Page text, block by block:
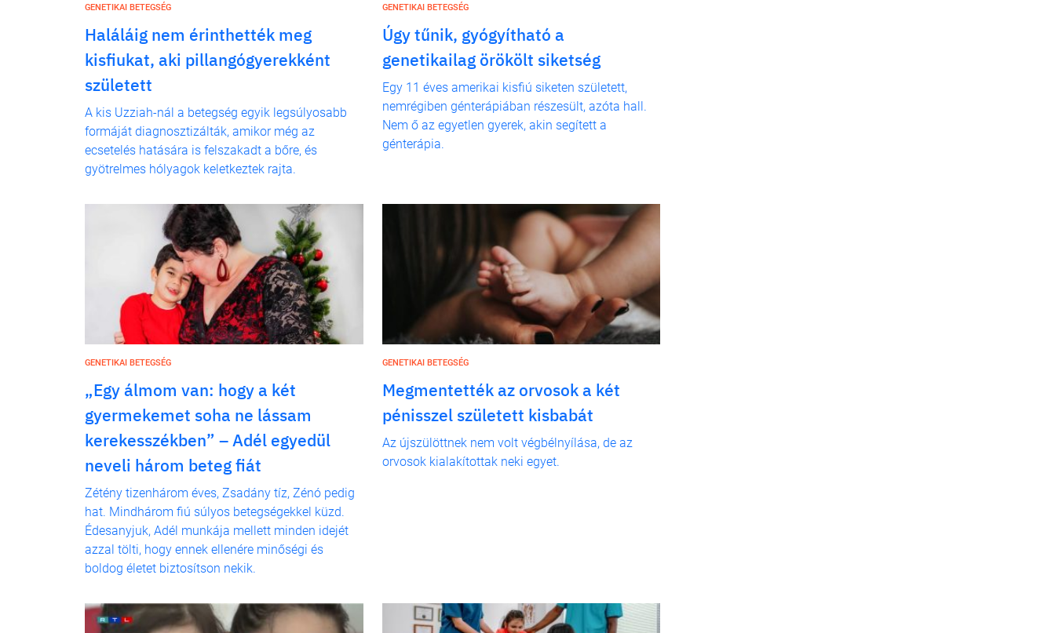
GENETIKAI BETEGSÉG
Haláláig nem érinthették meg
kisfiukat, aki pillangógyerekként
született
A kis Uzziah-nál a betegség egyik legsúlyosabb
formáját diagnosztizálták, amikor még az
ecsetelés hatására is felszakadt a bőre, és
gyötrelmes hólyagok keletkeztek rajta.
GENETIKAI BETEGSÉG
Úgy tűnik, gyógyítható a
genetikailag örökölt siketség
Egy 11 éves amerikai kisfiú siketen született,
nemrégiben génterápiában részesült, azóta hall.
Nem ő az egyetlen gyerek, akin segített a
génterápia.
GENETIKAI BETEGSÉG
„Egy álmom van: hogy a két
gyermekemet soha ne lássam
kerekesszékben” – Adél egyedül
neveli három beteg fiát
Zétény tizenhárom éves, Zsadány tíz, Zénó pedig
hat. Mindhárom fiú súlyos betegségekkel küzd.
Édesanyjuk, Adél munkája mellett minden idejét
azzal tölti, hogy ennek ellenére minőségi és
boldog életet biztosítson nekik.
GENETIKAI BETEGSÉG
Megmentették az orvosok a két
pénisszel született kisbabát
Az újszülöttnek nem volt végbélnyílása, de az
orvosok kialakítottak neki egyet.